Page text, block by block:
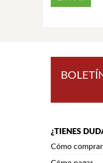
¿TIENES
Cómo comprar